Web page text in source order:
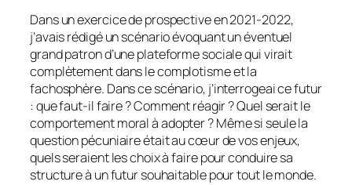
Dans un exercice de prospective en 2021-2022,
j’avais rédigé un scénario évoquant un éventuel
grand patron d’une plateforme sociale qui virait
complètement dans le complotisme et la
fachosphère. Dans ce scénario, j’interrogeai ce futur
: que faut-il faire ? Comment réagir ? Quel serait le
comportement moral à adopter ? Même si seule la
question pécuniaire était au cœur de vos enjeux,
quels seraient les choix à faire pour conduire sa
structure à un futur souhaitable pour tout le monde.